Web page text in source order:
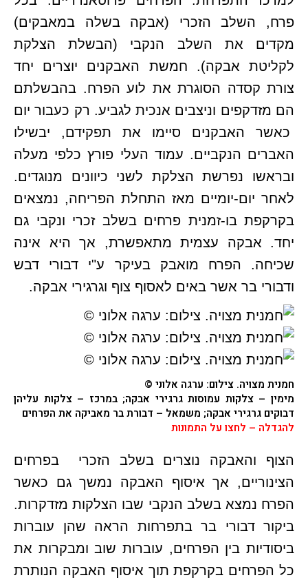
פרח, השלב הזכרי (אבקה בשלה במאבקים)
מקדים את השלב הנקבי (הבשלת הצלקת
לקליטת אבקה). חמשת האבקנים יוצרים יחד
צורת קסדה הסוגרת את לוע הפרח. בהבשלתם
הם מזדקפים וניצבים אנכית לגביע. רק כעבור יום
כאשר האבקנים סיימו את תפקידם, יבשילו
האברים הנקביים. עמוד העלי פורץ כלפי מעלה
ובראשו נפרשת הצלקת לשני כיוונים מנוגדים.
לאחר יום-יומיים מאז התחלת הפריחה, נמצאים
בקרקפת בו-זמנית פרחים בשלב זכרי ונקבי גם
יחד. אבקה עצמית מתאפשרת, אך היא אינה
שכיחה. הפרח מואבק בעיקר ע"י דבורי דבש
ודבורי בר אשר באים לאסוף צוף וגרגירי אבקה.
חמנית מצויה. צילום: ערגה אלוני ©
מימין – צלקות עמוסות גרגירי אבקה; במרכז – צלקות עליהן
דבוקים גרגירי אבקה; משמאל – דבורת בר מאביקה את הפרחים
להגדלה – לחצו על התמונות
הצוף והאבקה נוצרים בשלב הזכרי בפרחים
הצינוריים, אך איסוף האבקה נמשך גם כאשר
הפרח נמצא בשלב הנקבי שבו הצלקות מזדקרות.
ביקור דבורי בר בתפרחות הראה שהן עוברות
ביסודיות בין הפרחים, עוברות שוב ומבקרות את
כל הפרחים בקרקפת תוך איסוף האבקה הנותרת